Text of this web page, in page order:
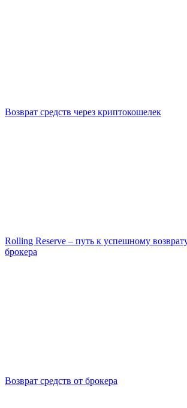
Возврат средств через криптокошелек
Rolling Reserve – путь к успешному
брокера
Возврат средств от брокера